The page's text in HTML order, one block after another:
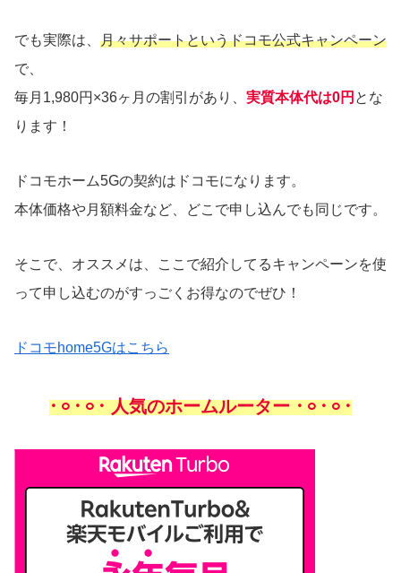
でも実際は、 月々サポートというドコモ公式キャンペーン
で、
毎月1,980円×36ヶ月の割引があり、 実質本体代は0円 とな
ります！
ドコモホーム5Gの契約はドコモになります。
本体価格や月額料金など、どこで申し込んでも同じです。
そこで、オススメは、ここで紹介してるキャンペーンを使
って申し込むのがすっごくお得なのでぜひ！
ドコモhome5Gはこちら
𐄁𐄙𐄁𐄙𐄁 人気のホームルーター 𐄁𐄙𐄁𐄙𐄁